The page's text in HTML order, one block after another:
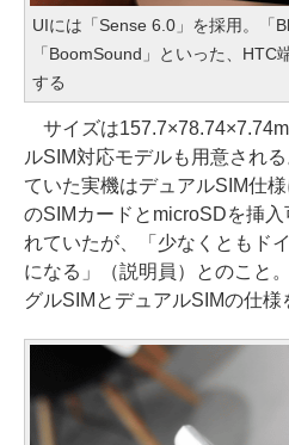
UIには「Sense 6.0」を採用。「
「BoomSound」といった、HTC
する
サイズは
ルSIM対応モデルも用意され
ていた実機はデュアルSIM仕
のSIMカードとmicroSDを挿
れていたが、「少なくともド
になる」（説明員）とのこと
グルSIMとデュアルSIMの仕様